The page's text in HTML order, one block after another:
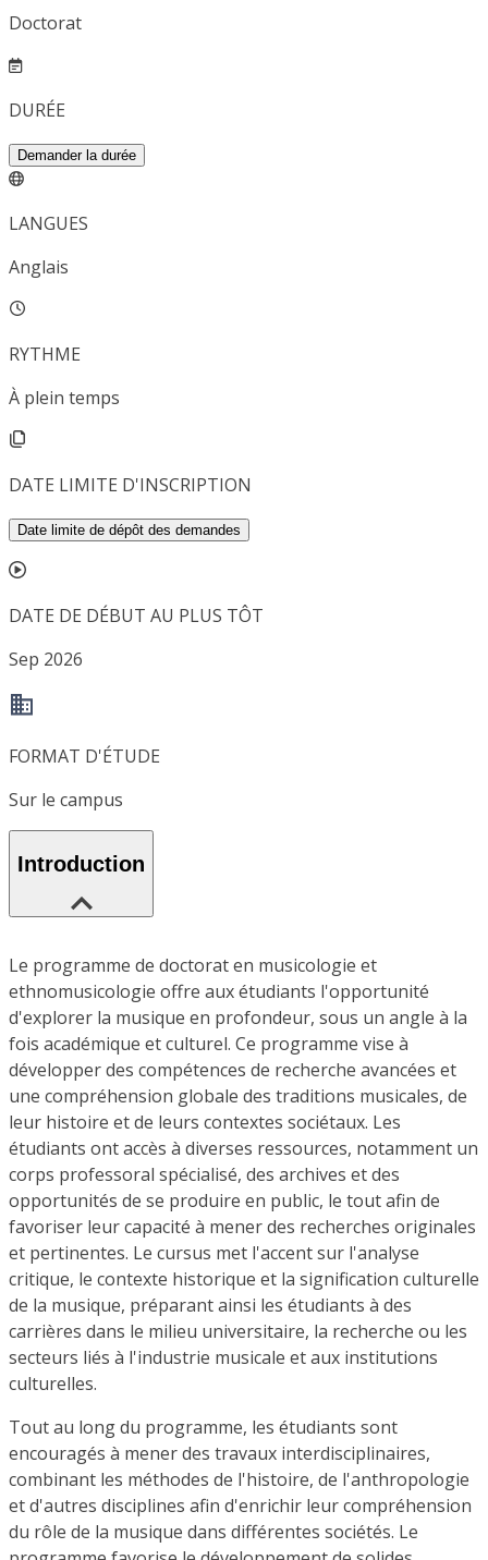
Doctorat
DURÉE
Demander la durée
LANGUES
Anglais
RYTHME
À plein temps
DATE LIMITE D'INSCRIPTION
Date limite de dépôt des demandes
DATE DE DÉBUT AU PLUS TÔT
Sep 2026
FORMAT D'ÉTUDE
Sur le campus
Introduction
Le programme de doctorat en musicologie et
ethnomusicologie offre aux étudiants l'opportunité
d'explorer la musique en profondeur, sous un angle à la
fois académique et culturel. Ce programme vise à
développer des compétences de recherche avancées et
une compréhension globale des traditions musicales, de
leur histoire et de leurs contextes sociétaux. Les
étudiants ont accès à diverses ressources, notamment un
corps professoral spécialisé, des archives et des
opportunités de se produire en public, le tout afin de
favoriser leur capacité à mener des recherches originales
et pertinentes. Le cursus met l'accent sur l'analyse
critique, le contexte historique et la signification culturelle
de la musique, préparant ainsi les étudiants à des
carrières dans le milieu universitaire, la recherche ou les
secteurs liés à l'industrie musicale et aux institutions
culturelles.
Tout au long du programme, les étudiants sont
encouragés à mener des travaux interdisciplinaires,
combinant les méthodes de l'histoire, de l'anthropologie
et d'autres disciplines afin d'enrichir leur compréhension
du rôle de la musique dans différentes sociétés. Le